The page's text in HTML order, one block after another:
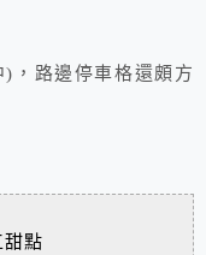
，路邊停車格還頗方
甜點